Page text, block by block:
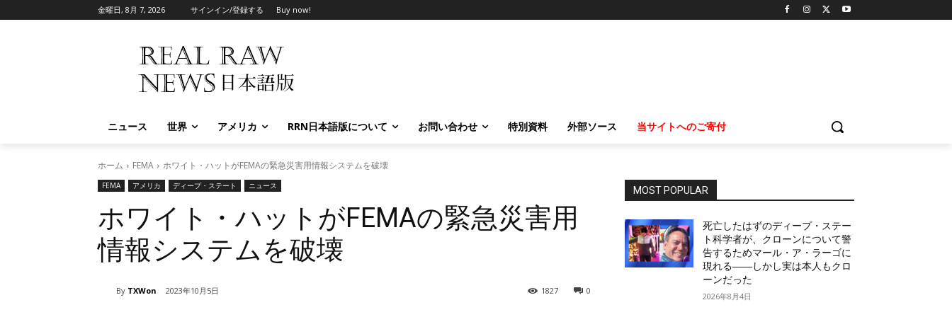
金曜日, 8月 7, 2026 サインイン/登録する Buy now!
ニュース 世界 アメリカ RRN日本語版について お問い合わせ 特別資料 外部ソース 当サイトへのご寄付
ホーム FEMA ホワイト・ハットがFEMAの緊急災害用情報システムを破壊
FEMA アメリカ ディープ・ステート ニュース
ホワイト・ハットがFEMAの緊急災害用
情報システムを破壊
By TXWon 2023年10月5日 0
1827
MOST POPULAR
死亡したはずのディープ・ステー
ト科学者が、クローンについて警
告するためマール・ア・ラーゴに
現れる――しかし実は本人もクロ
ーンだった
2026年8月4日